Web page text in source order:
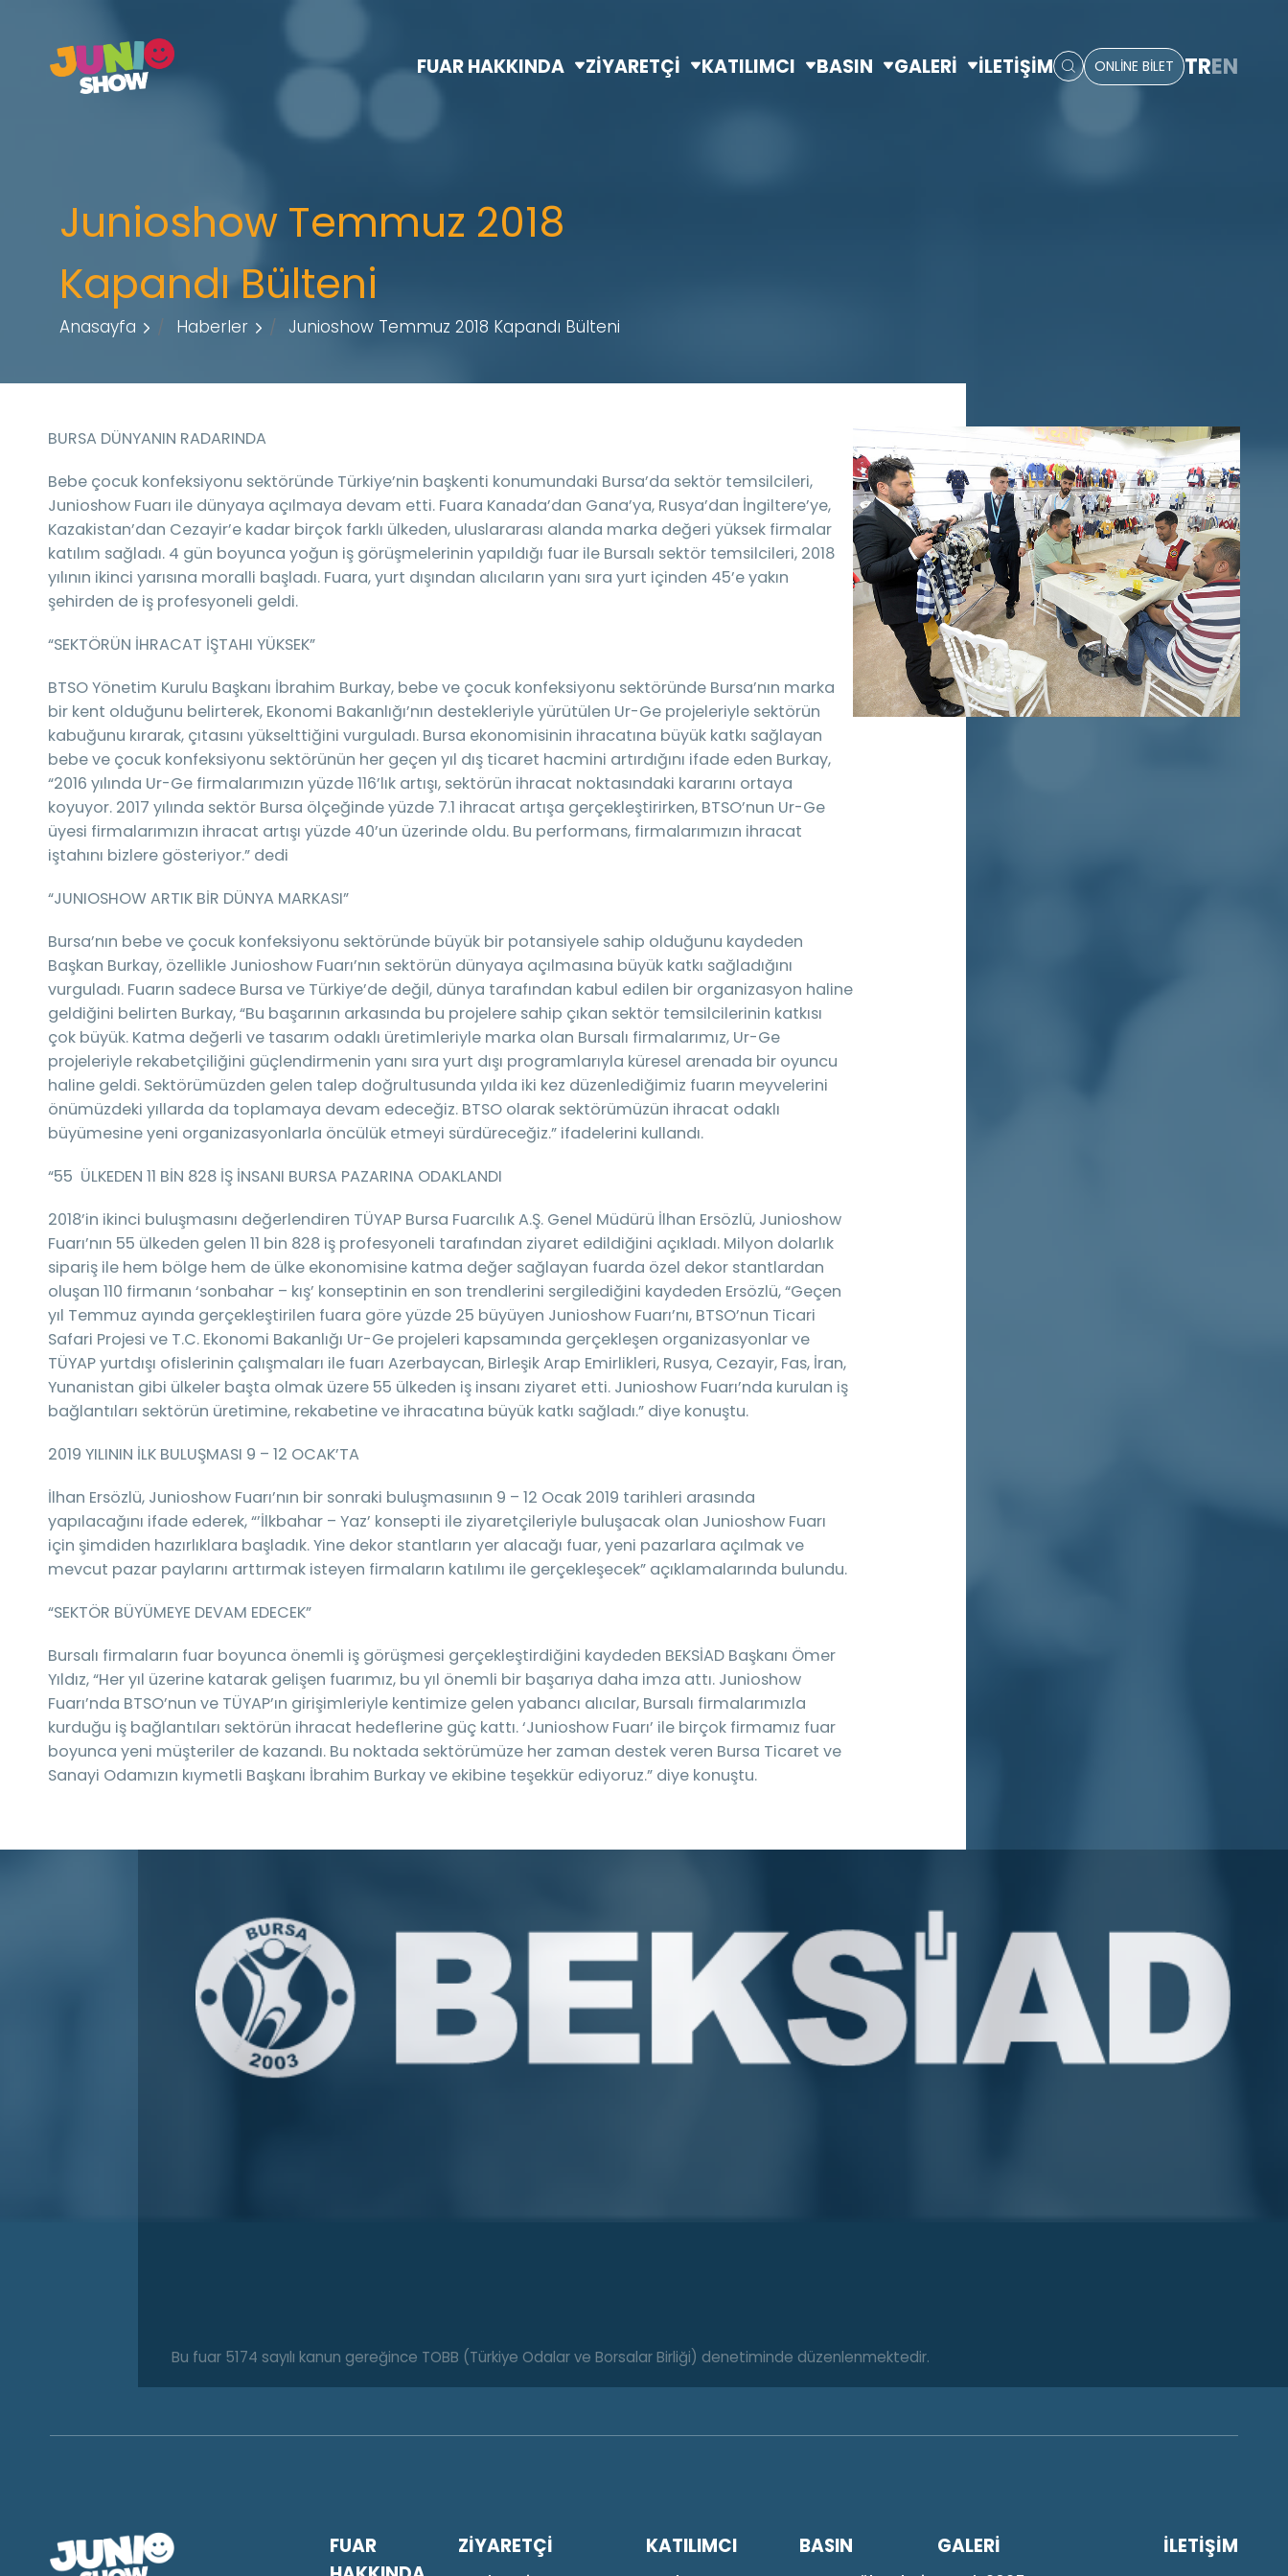
FUAR HAKKINDA ZİYARETÇİ KATILIMCI BASIN GALERİ İLETİŞİM ONLİNE BİLET TREN
Junioshow Temmuz 2018
Kapandı Bülteni
Anasayfa Haberler Junioshow Temmuz 2018 Kapandı Bülteni
BURSA DÜNYANIN RADARINDA
Bebe çocuk konfeksiyonu sektöründe Türkiye’nin başkenti konumundaki Bursa’da sektör temsilcileri,
Junioshow Fuarı ile dünyaya açılmaya devam etti. Fuara Kanada’dan Gana’ya, Rusya’dan İngiltere’ye,
Kazakistan’dan Cezayir’e kadar birçok farklı ülkeden, uluslararası alanda marka değeri yüksek firmalar
katılım sağladı. 4 gün boyunca yoğun iş görüşmelerinin yapıldığı fuar ile Bursalı sektör temsilcileri, 2018
yılının ikinci yarısına moralli başladı. Fuara, yurt dışından alıcıların yanı sıra yurt içinden 45’e yakın
şehirden de iş profesyoneli geldi.
“SEKTÖRÜN İHRACAT İŞTAHI YÜKSEK”
BTSO Yönetim Kurulu Başkanı İbrahim Burkay, bebe ve çocuk konfeksiyonu sektöründe Bursa’nın marka
bir kent olduğunu belirterek, Ekonomi Bakanlığı’nın destekleriyle yürütülen Ur-Ge projeleriyle sektörün
kabuğunu kırarak, çıtasını yükselttiğini vurguladı. Bursa ekonomisinin ihracatına büyük katkı sağlayan
bebe ve çocuk konfeksiyonu sektörünün her geçen yıl dış ticaret hacmini artırdığını ifade eden Burkay,
“2016 yılında Ur-Ge firmalarımızın yüzde 116’lık artışı, sektörün ihracat noktasındaki kararını ortaya
koyuyor. 2017 yılında sektör Bursa ölçeğinde yüzde 7.1 ihracat artışa gerçekleştirirken, BTSO’nun Ur-Ge
üyesi firmalarımızın ihracat artışı yüzde 40’un üzerinde oldu. Bu performans, firmalarımızın ihracat
iştahını bizlere gösteriyor.” dedi
“JUNIOSHOW ARTIK BİR DÜNYA MARKASI”
Bursa’nın bebe ve çocuk konfeksiyonu sektöründe büyük bir potansiyele sahip olduğunu kaydeden
Başkan Burkay, özellikle Junioshow Fuarı’nın sektörün dünyaya açılmasına büyük katkı sağladığını
vurguladı. Fuarın sadece Bursa ve Türkiye’de değil, dünya tarafından kabul edilen bir organizasyon haline
geldiğini belirten Burkay, “Bu başarının arkasında bu projelere sahip çıkan sektör temsilcilerinin katkısı
çok büyük. Katma değerli ve tasarım odaklı üretimleriyle marka olan Bursalı firmalarımız, Ur-Ge
projeleriyle rekabetçiliğini güçlendirmenin yanı sıra yurt dışı programlarıyla küresel arenada bir oyuncu
haline geldi. Sektörümüzden gelen talep doğrultusunda yılda iki kez düzenlediğimiz fuarın meyvelerini
önümüzdeki yıllarda da toplamaya devam edeceğiz. BTSO olarak sektörümüzün ihracat odaklı
büyümesine yeni organizasyonlarla öncülük etmeyi sürdüreceğiz.” ifadelerini kullandı.
“55 ÜLKEDEN 11 BİN 828 İŞ İNSANI BURSA PAZARINA ODAKLANDI
2018’in ikinci buluşmasını değerlendiren TÜYAP Bursa Fuarcılık A.Ş. Genel Müdürü İlhan Ersözlü, Junioshow
Fuarı’nın 55 ülkeden gelen 11 bin 828 iş profesyoneli tarafından ziyaret edildiğini açıkladı. Milyon dolarlık
sipariş ile hem bölge hem de ülke ekonomisine katma değer sağlayan fuarda özel dekor stantlardan
oluşan 110 firmanın ‘sonbahar – kış’ konseptinin en son trendlerini sergilediğini kaydeden Ersözlü, “Geçen
yıl Temmuz ayında gerçekleştirilen fuara göre yüzde 25 büyüyen Junioshow Fuarı’nı, BTSO’nun Ticari
Safari Projesi ve T.C. Ekonomi Bakanlığı Ur-Ge projeleri kapsamında gerçekleşen organizasyonlar ve
TÜYAP yurtdışı ofislerinin çalışmaları ile fuarı Azerbaycan, Birleşik Arap Emirlikleri, Rusya, Cezayir, Fas, İran,
Yunanistan gibi ülkeler başta olmak üzere 55 ülkeden iş insanı ziyaret etti. Junioshow Fuarı’nda kurulan iş
bağlantıları sektörün üretimine, rekabetine ve ihracatına büyük katkı sağladı.” diye konuştu.
2019 YILININ İLK BULUŞMASI 9 – 12 OCAK’TA
İlhan Ersözlü, Junioshow Fuarı’nın bir sonraki buluşmasıının 9 – 12 Ocak 2019 tarihleri arasında
yapılacağını ifade ederek, “’İlkbahar – Yaz’ konsepti ile ziyaretçileriyle buluşacak olan Junioshow Fuarı
için şimdiden hazırlıklara başladık. Yine dekor stantların yer alacağı fuar, yeni pazarlara açılmak ve
mevcut pazar paylarını arttırmak isteyen firmaların katılımı ile gerçekleşecek” açıklamalarında bulundu.
“SEKTÖR BÜYÜMEYE DEVAM EDECEK”
Bursalı firmaların fuar boyunca önemli iş görüşmesi gerçekleştirdiğini kaydeden BEKSİAD Başkanı Ömer
Yıldız, “Her yıl üzerine katarak gelişen fuarımız, bu yıl önemli bir başarıya daha imza attı. Junioshow
Fuarı’nda BTSO’nun ve TÜYAP’ın girişimleriyle kentimize gelen yabancı alıcılar, Bursalı firmalarımızla
kurduğu iş bağlantıları sektörün ihracat hedeflerine güç kattı. ‘Junioshow Fuarı’ ile birçok firmamız fuar
boyunca yeni müşteriler de kazandı. Bu noktada sektörümüze her zaman destek veren Bursa Ticaret ve
Sanayi Odamızın kıymetli Başkanı İbrahim Burkay ve ekibine teşekkür ediyoruz.” diye konuştu.
Bu fuar 5174 sayılı kanun gereğince TOBB (Türkiye Odalar ve Borsalar Birliği) denetiminde düzenlenmektedir.
FUAR
ZİYARETÇİ KATILIMCI BASIN GALERİ İLETİŞİM